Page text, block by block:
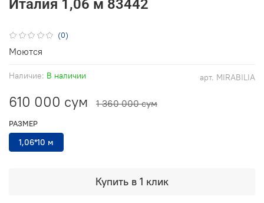
(0)
арт. MIRABILIA
Наличие: В наличии
Италия 1,06 м 83442
610 000 сум 1 360 000 сум
Купить в 1 клик
РАЗМЕР
1,06*10 м
Моются